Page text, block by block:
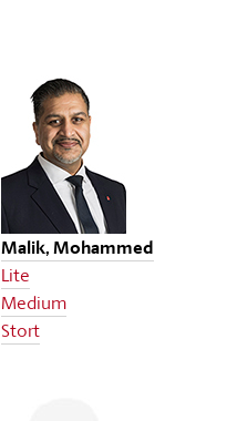
Malik, Mohammed
Lite
Medium
Stort